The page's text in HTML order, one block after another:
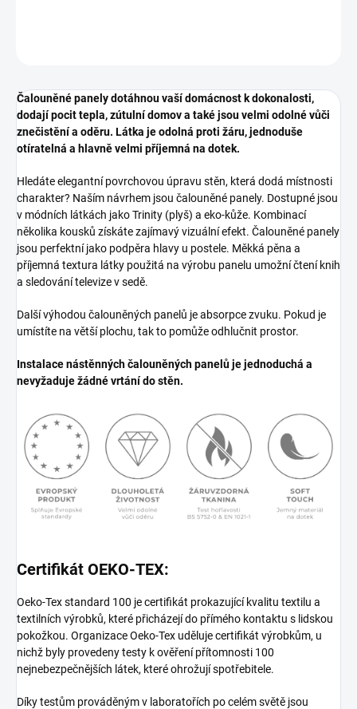
Čalouněné panely dotáhnou vaší domácnost k dokonalosti,
dodají pocit tepla, zútulní domov a také jsou velmi odolné vůči
znečistění a oděru. Látka je odolná proti žáru, jednoduše
otíratelná a hlavně velmi příjemná na dotek.
Hledáte elegantní povrchovou úpravu stěn, která dodá místnosti
charakter? Naším návrhem jsou čalouněné panely. Dostupné jsou
v módních látkách jako Trinity (plyš) a eko-kůže. Kombinací
několika kousků získáte zajímavý vizuální efekt. Čalouněné panely
jsou perfektní jako podpěra hlavy u postele. Měkká pěna a
příjemná textura látky použitá na výrobu panelu umožní čtení knih
a sledování televize v sedě.
Další výhodou čalouněných panelů je absorpce zvuku. Pokud je
umístíte na větší plochu, tak to pomůže odhlučnit prostor.
Instalace nástěnných čalouněných panelů je jednoduchá a
nevyžaduje žádné vrtání do stěn.
Certifikát OEKO-TEX:
Oeko-Tex standard 100 je certifikát prokazující kvalitu textilu a
textilních výrobků, které přicházejí do přímého kontaktu s lidskou
pokožkou. Organizace Oeko-Tex uděluje certifikát výrobkům, u
nichž byly provedeny testy k ověření přítomnosti 100
nejnebezpečnějších látek, které ohrožují spotřebitele.
Díky testům prováděným v laboratořích po celém světě jsou